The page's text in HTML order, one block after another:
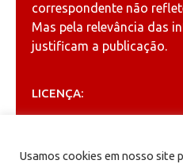
correspondente não
Mas pela relevância das
justificam a publicação.
LICENÇA:
Creative Commons
Usamos cookies em nosso site